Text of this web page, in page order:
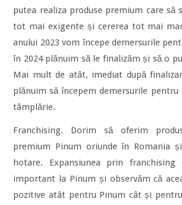
putea realiza produse premium care să
tot mai exigente și cererea tot mai
anului 2023 vom începe demersurile
în 2024 plănuim să le finalizăm și să o
Mai mult de atât, imediat după
plănuim să începem demersurile pentru
tâmplărie.
Franchising. Dorim să oferim
premium Pinum oriunde în Romania
hotare. Expansiunea prin
important la Pinum și observăm că
pozitive atât pentru Pinum cât și